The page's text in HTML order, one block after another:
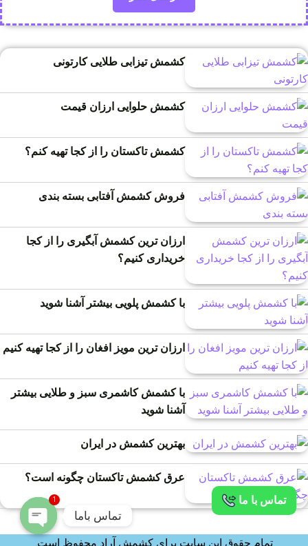
کشمش تیزابی طلایی کارتونی
کشمش حلوایی ارزان قیمت
کشمش تاکستان را از کجا تهیه کنم؟
فروش کشمش آفتابی بسته بندی
ارزان ترین کشمش آبگیری را از کجا
خریداری کنیم؟
با کشمش پلویی بیشتر آشنا شوید
ارزان ترین مویز افغان را از کجا تهیه کنیم
با کشمش کاشمری سبز و طلایی بیشتر
آشنا شوید
بهترین کشمش در ایران
عرق کشمش تاکستان چگونه است؟
تماس با ما
تمام حقوق این سایت برای کشمش آراد محفوظ است.
تماس باما
1